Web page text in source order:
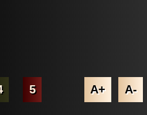
5 A+ A-